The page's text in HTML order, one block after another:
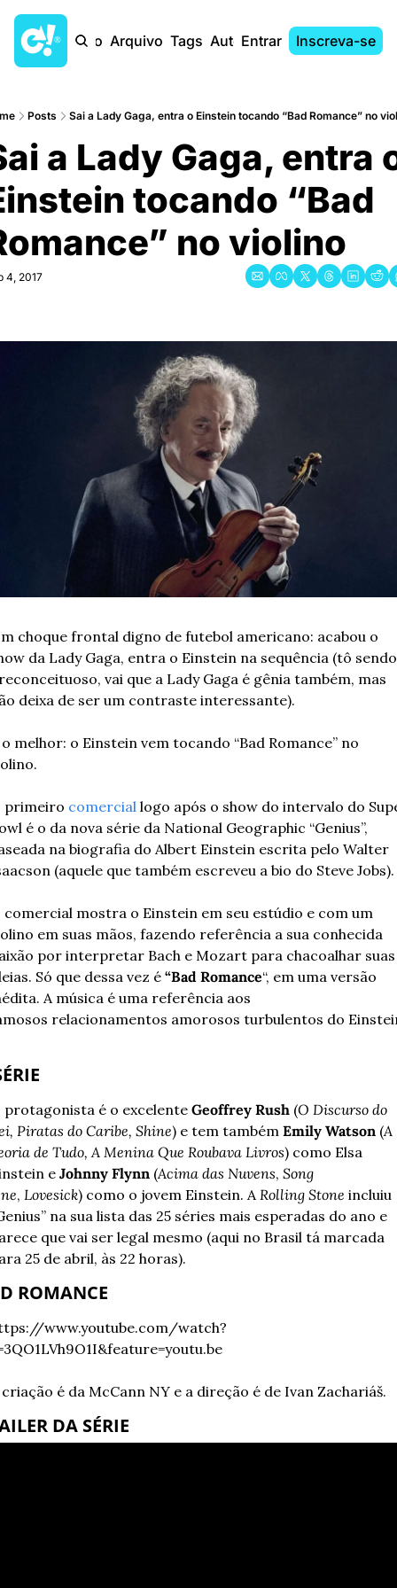
Início Arquivo Tags AutoresEntrar Inscreva-se
Posts Sai a Lady Gaga, entra o Einstein tocando “Bad Romance” no
a Lady Gaga, entra
tocando “Bad
no violino
4, 2017
choque frontal digno de futebol americano: acabou o
da Lady Gaga, entra o Einstein na sequência (tô sendo
vai que a Lady Gaga é gênia também, mas
deixa de ser um contraste interessante).
melhor: o Einstein vem tocando “Bad Romance” no
primeiro comercial logo após o show do intervalo do
é o da nova série da National Geographic “Genius”,
na biografia do Albert Einstein escrita pelo Walter
(aquele que também escreveu a bio do Steve Jobs).
comercial mostra o Einstein em seu estúdio e com um
em suas mãos, fazendo referência a sua conhecida
por interpretar Bach e Mozart para chacoalhar suas
Só que dessa vez é “Bad Romance“, em uma versão
A música é uma referência aos
relacionamentos amorosos turbulentos do
protagonista é o excelente Geoffrey Rush (O Discurso do
Piratas do Caribe, Shine) e tem também Emily Watson (A
de Tudo, A Menina Que Roubava Livros) como Elsa
e Johnny Flynn (Acima das Nuvens, Song
, Lovesick) como o jovem Einstein. A Rolling Stone incluiu
na sua lista das 25 séries mais esperadas do ano e
que vai ser legal mesmo (aqui no Brasil tá marcada
25 de abril, às 22 horas).
ROMANCE
www.youtube.com/watch?
é da McCann NY e a direção é de Ivan Zachariáš.
DA SÉRIE